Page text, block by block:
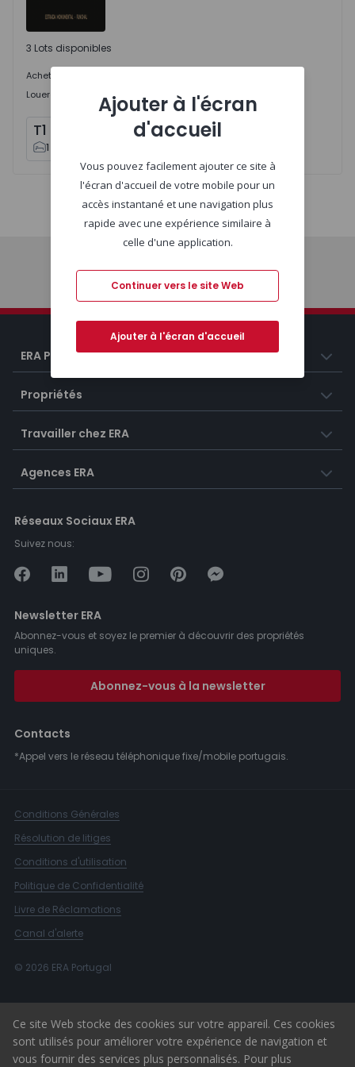
3 Lots disponibles
Acheter
Louer 1.700 € /mois
T1
1
T3 x1
Carte Liste
Début
ERA Portugal
Propriétés
Travailler chez ERA
Agences ERA
Réseaux Sociaux ERA
Suivez nous:
Newsletter ERA
Abonnez-vous et soyez le premier à découvrir des propriétés
uniques.
Abonnez-vous à la newsletter
Contacts
*Appel vers le réseau téléphonique fixe/mobile portugais.
Conditions Générales
Résolution de litiges
Conditions d'utilisation
Politique de Confidentialité
Livre de Réclamations
Canal d'alerte
© 2026 ERA Portugal
Ce site Web stocke des cookies sur votre appareil. Ces cookies
sont utilisés pour améliorer votre expérience de navigation et
vous fournir des services plus personnalisés. Pour plus
Ajouter à l'écran
d'accueil
Vous pouvez facilement ajouter ce site à
l'écran d'accueil de votre mobile pour un
accès instantané et une navigation plus
rapide avec une expérience similaire à
celle d'une application.
Continuer vers le site Web
Ajouter à l'écran d'accueil